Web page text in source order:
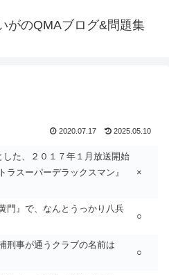
がのQMAブログ&問題集
2020.07.17 2025.05.10
た、２０１７年１月放送開始
スーパーデラックスマン』
×
門』で、なんとうっかり八兵
○
刑事が通うクラブの名前は
○